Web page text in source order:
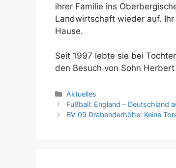
ihrer Familie ins
Landwirtschaft wieder auf.
Hause.
Seit 1997 lebte sie bei
den Besuch von Sohn
Kategorien
Aktuelles
Fußball: England – Deutschland
BV 09 Drabenderhöhe: Keine